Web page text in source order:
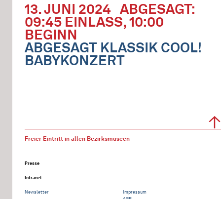
13. JUNI 2024 ABGESAGT:
09:45 EINLASS, 10:00
BEGINN
ABGESAGT KLASSIK COOL!
BABYKONZERT
Freier Eintritt in allen Bezirksmuseen
Presse
Intranet
Newsletter
Impressum